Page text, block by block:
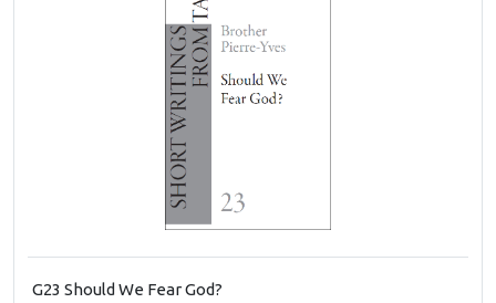
G23 Should We Fear God?